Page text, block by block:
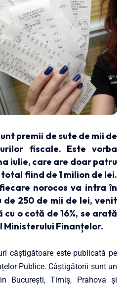
premii de sute de mii de
fiscale. Este vorba
iulie, care are doar patru
fiind de 1 milion de lei.
norocos va intra în
de 250 de mii de lei, venit
o cotă de 16%, se arată
Finanțelor.
câștigătoare este publicată pe
Publice. Câștigătorii sunt un
București, Timiș, Prahova și